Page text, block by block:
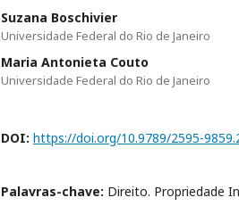
Suzana Boschivier
Universidade Federal do Rio de Janeiro
Maria Antonieta Couto
Universidade Federal do Rio de Janeiro
DOI: https://doi.org/10.9789/2595-
Palavras-chave: Direito. Propriedade